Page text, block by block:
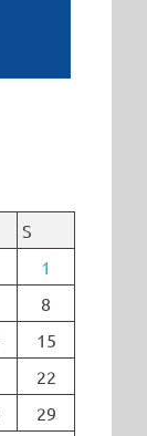
S
1
8
15
22
29